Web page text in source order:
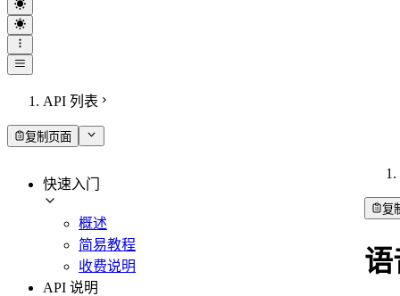
API 列表
复制页面
快速入门
概述
简易教程
收费说明
API 说明
复
语